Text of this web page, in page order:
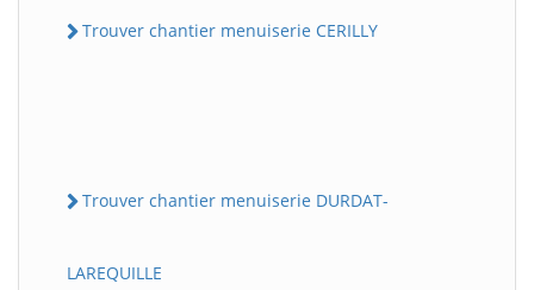
Trouver chantier menuiserie CERILLY
Trouver chantier menuiserie DURDAT-
LAREQUILLE